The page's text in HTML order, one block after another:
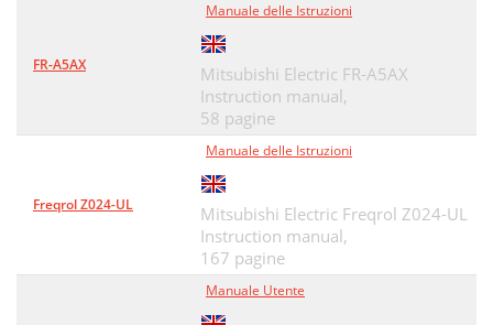
FR-A5AX
Manuale delle Istruzioni
Mitsubishi Electric FR-A5AX
Instruction manual,
58 pagine
Freqrol Z024-UL
Manuale delle Istruzioni
Mitsubishi Electric Freqrol Z024-UL
Instruction manual,
167 pagine
Manuale Utente